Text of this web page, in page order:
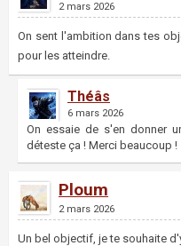
2 mars 2026
On sent l'ambition dans tes
pour les atteindre.
Théâs
6 mars 2026
On essaie de s'en donner
déteste ça ! Merci beaucoup !
Ploum
2 mars 2026
Un bel objectif, je te souhaite